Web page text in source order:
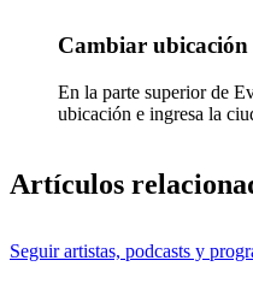
Cambiar ubicación
En la parte superior de
ubicación e ingresa la
Artículos
Seguir artistas, podcasts y